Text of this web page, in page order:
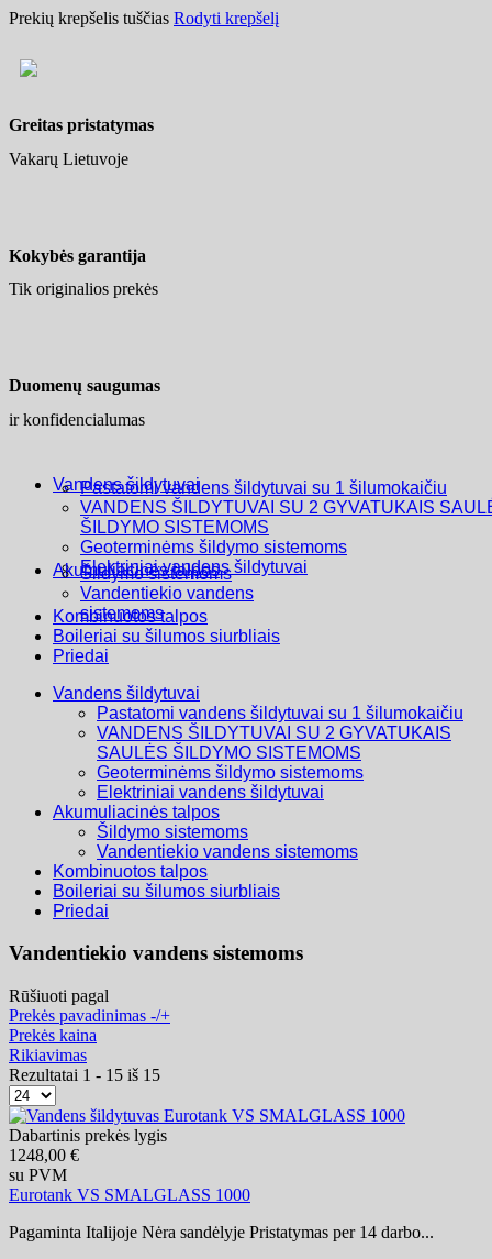
Prekių krepšelis tuščias Rodyti krepšelį
Greitas pristatymas
Vakarų Lietuvoje
Kokybės garantija
Tik originalios prekės
Duomenų saugumas
ir konfidencialumas
Vandens šildytuvai
Pastatomi vandens šildytuvai su 1 šilumokaičiu
VANDENS ŠILDYTUVAI SU 2 GYVATUKAIS
ŠILDYMO SISTEMOMS
Geoterminėms šildymo sistemoms
Elektriniai vandens šildytuvai
Akumuliacinės talpos
Šildymo sistemoms
Vandentiekio vandens
sistemoms
Kombinuotos talpos
Boileriai su šilumos siurbliais
Priedai
Vandens šildytuvai
Pastatomi vandens šildytuvai su 1 šilumokaičiu
VANDENS ŠILDYTUVAI SU 2 GYVATUKAIS
SAULĖS ŠILDYMO SISTEMOMS
Geoterminėms šildymo sistemoms
Elektriniai vandens šildytuvai
Akumuliacinės talpos
Šildymo sistemoms
Vandentiekio vandens sistemoms
Kombinuotos talpos
Boileriai su šilumos siurbliais
Priedai
Vandentiekio vandens sistemoms
Rūšiuoti pagal
Prekės pavadinimas -/+
Prekės kaina
Rikiavimas
Rezultatai 1 - 15 iš 15
Dabartinis prekės lygis
1248,00 €
su PVM
Eurotank VS SMALGLASS 1000
Pagaminta Italijoje Nėra sandėlyje Pristatymas per 14 darbo...